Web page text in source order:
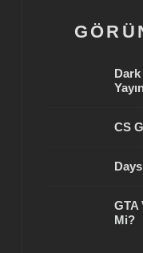
Dark
CS
GTA
Mi?